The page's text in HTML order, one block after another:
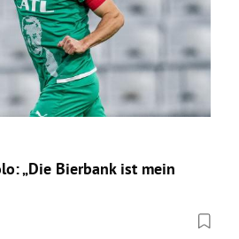
„Die Bierbank ist mein